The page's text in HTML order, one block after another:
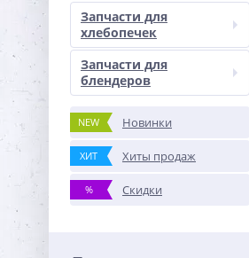
Запчасти для
хлебопечек
Запчасти для
блендеров
NEW Новинки
ХИТ Хиты продаж
% Скидки